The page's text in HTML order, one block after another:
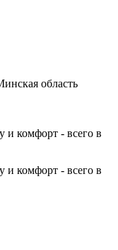
область
и комфорт - всего в
и комфорт - всего в